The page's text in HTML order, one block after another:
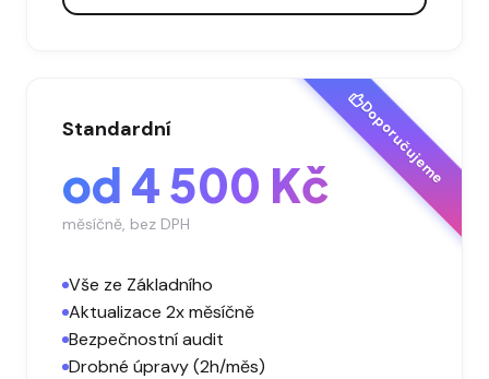
Doporučujeme
Standardní
od 4 500 Kč
měsíčně, bez DPH
Vše ze Základního
Aktualizace 2x měsíčně
Bezpečnostní audit
Drobné úpravy (2h/měs)